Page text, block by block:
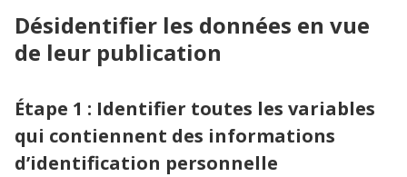
Désidentifier les données en vue
de leur publication
Étape 1 : Identifier toutes les variables
qui contiennent des informations
d’identification personnelle